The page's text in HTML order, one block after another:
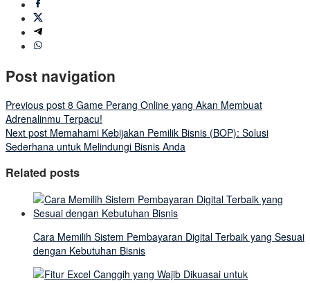
Post navigation
Previous post 8 Game Perang Online yang Akan Membuat
Adrenalinmu Terpacu!
Next post Memahami Kebijakan Pemilik Bisnis (BOP): Solusi
Sederhana untuk Melindungi Bisnis Anda
Related posts
Cara Memilih Sistem Pembayaran Digital Terbaik yang Sesuai
dengan Kebutuhan Bisnis